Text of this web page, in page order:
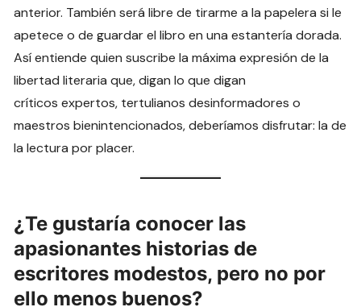
anterior. También será libre de tirarme a la papelera si le
apetece o de guardar el libro en una estantería dorada.
Así entiende quien suscribe la máxima expresión de la
libertad literaria que, digan lo que digan
críticos expertos, tertulianos desinformadores o
maestros bienintencionados, deberíamos disfrutar: la de
la lectura por placer.
¿Te gustaría conocer las
apasionantes historias de
escritores modestos, pero no por
ello menos buenos?